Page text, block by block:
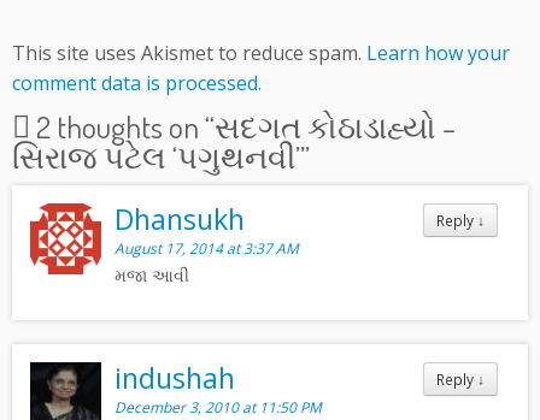
This site uses Akismet to reduce spam. Learn how your
comment data is processed.
2 thoughts on “સદગત કોઠાડાહ્યો –
સિરાજ પટેલ ‘પગુથનવી’”
Reply ↓
Dhansukh
August 17, 2014 at 3:37 AM
મજા આવી
Reply ↓
indushah
December 3, 2010 at 11:50 PM